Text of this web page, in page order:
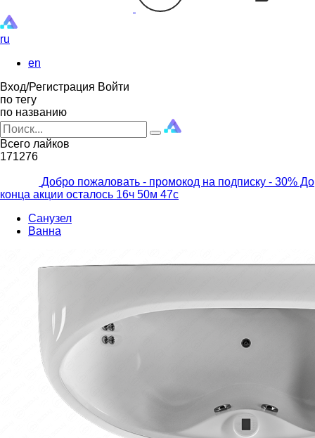
ru
en
Вход/Регистрация Войти
по тегу
по названию
Всего лайков
171276
Добро пожаловать - промокод на подписку - 30% До
конца акции осталось 16ч 50м 45с
Санузел
Ванна